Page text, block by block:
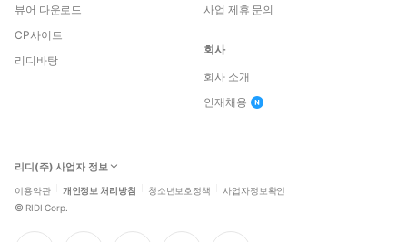
뷰어 다운로드
CP사이트
리디바탕
사업 제휴 문의
회사
회사 소개
인재채용
리디(주) 사업자 정보
이용약관 개인정보 처리방침 청소년보호정책 사업자정보확인
© RIDI Corp.